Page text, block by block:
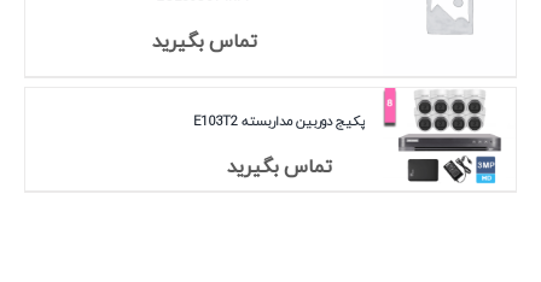
تماس بگیرید
پکیج دوربین مداربسته E103T2
تماس بگیرید